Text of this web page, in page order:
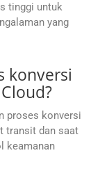
tinggi untuk
yang
konversi
proses konversi
transit dan saat
keamanan